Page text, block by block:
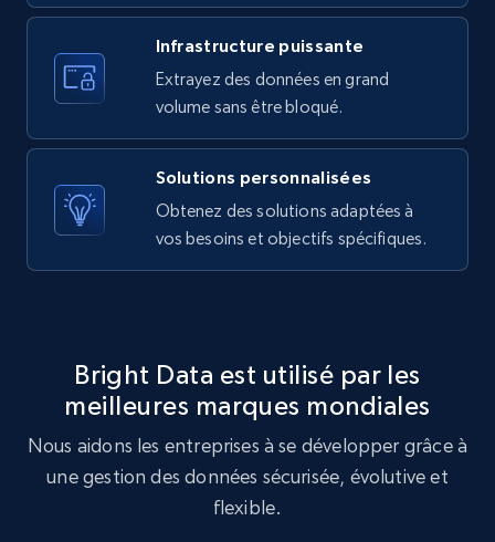
posted, Photos, URL, Quoted post, and more.
10.4K+ 1.2K+ Essai gratuit
X (formerly Twitter) - Posts - Getting x
posts by array of profiles
ID, User posted, Name, Description, Date
posted, Photos, URL, Quoted post, and more.
TikTok - Profiles
Account id, Nickname, Biography, Awg
engagement rate, Comment engagement rate,
Infrastructure puissante
Extrayez des données en grand
volume sans être bloqué.
Solutions personnalisées
Obtenez des solutions adaptées à
vos besoins et objectifs spécifiques.
Bright Data est utilisé par les
meilleures marques mondiales
Nous aidons les entreprises à se développer grâce à
une gestion des données sécurisée, évolutive et
flexible.